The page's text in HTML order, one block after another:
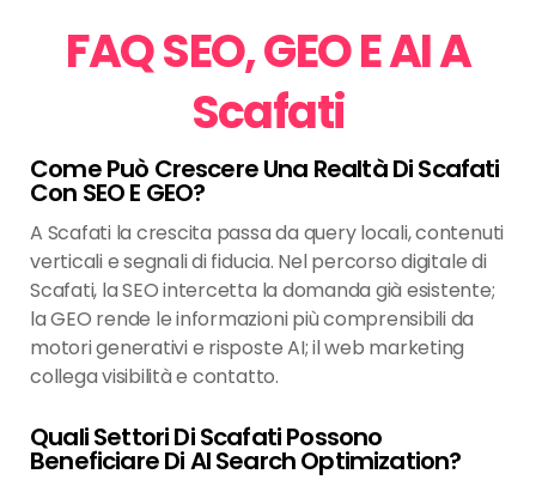
FAQ SEO, GEO E AI A
Scafati
Come Può Crescere Una Realtà Di Scafati
Con SEO E GEO?
A Scafati la crescita passa da query locali, contenuti
verticali e segnali di fiducia. Nel percorso digitale di
Scafati, la SEO intercetta la domanda già esistente;
la GEO rende le informazioni più comprensibili da
motori generativi e risposte AI; il web marketing
collega visibilità e contatto.
Quali Settori Di Scafati Possono
Beneficiare Di AI Search Optimization?